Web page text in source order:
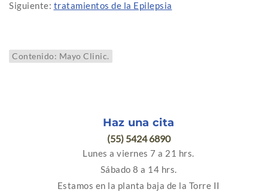
Siguiente: tratamientos de la Epilepsia
Contenido: Mayo Clinic.
Haz una cita
(55) 5424 6890
Lunes a viernes 7 a 21 hrs.
Sábado 8 a 14 hrs.
Estamos en la planta baja de la Torre II